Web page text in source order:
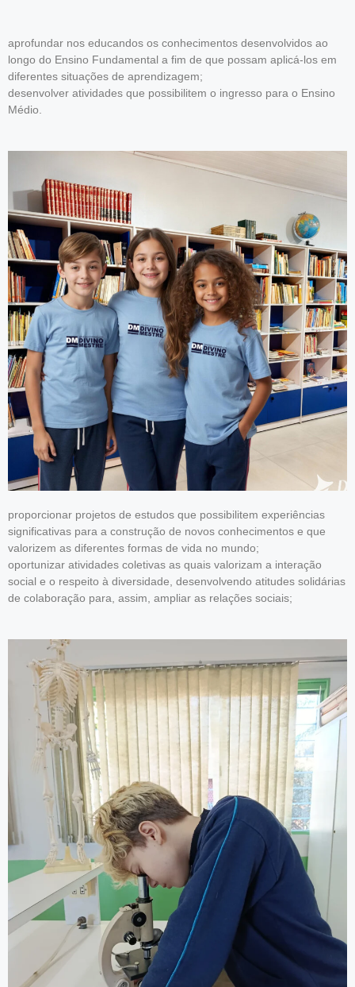
aprofundar nos educandos os conhecimentos desenvolvidos ao
longo do Ensino Fundamental a fim de que possam aplicá-los em
diferentes situações de aprendizagem;
desenvolver atividades que possibilitem o ingresso para o Ensino
Médio.
proporcionar projetos de estudos que possibilitem experiências
significativas para a construção de novos conhecimentos e que
valorizem as diferentes formas de vida no mundo;
oportunizar atividades coletivas as quais valorizam a interação
social e o respeito à diversidade, desenvolvendo atitudes solidárias
de colaboração para, assim, ampliar as relações sociais;